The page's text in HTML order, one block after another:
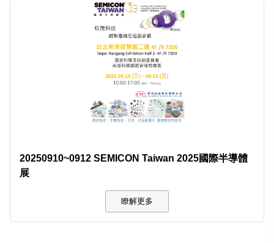
20250910~0912 SEMICON Taiwan 2025國際半導體
展
瞭解更多